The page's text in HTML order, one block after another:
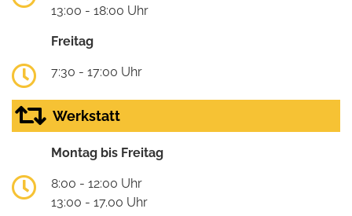
13:00 - 18:00 Uhr
Freitag
7:30 - 17:00 Uhr
Werkstatt
Montag bis Freitag
8:00 - 12:00 Uhr
13:00 - 17.00 Uhr